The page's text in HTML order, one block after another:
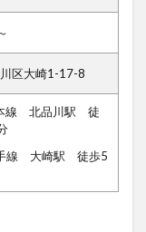
区大崎1-17-8
線 北品川駅 徒
線 大崎駅 徒歩5